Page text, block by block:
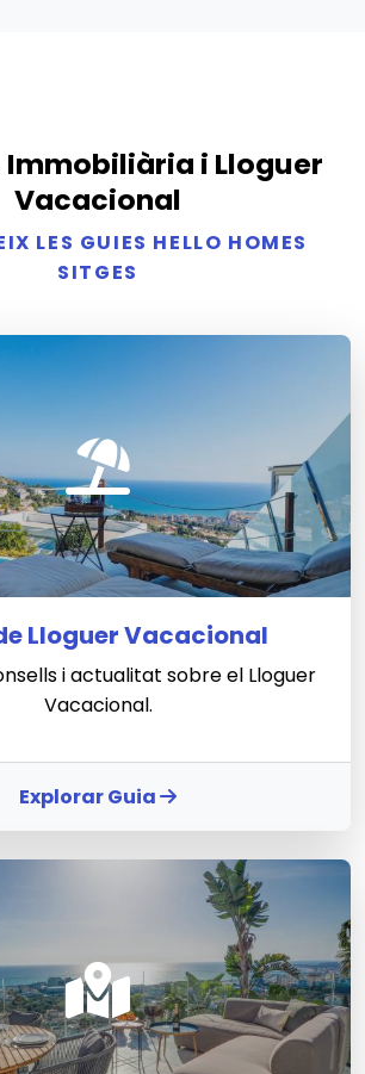
Immobiliària i Lloguer
Vacacional
LES GUIES HELLO HOMES
SITGES
Lloguer Vacacional
i actualitat sobre el Lloguer
Vacacional.
Explorar Guia